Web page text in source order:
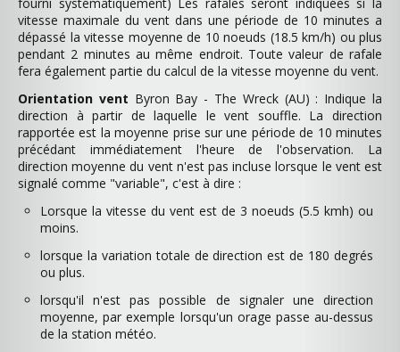
vitesse maximale du vent dans une période de 10 minutes a
dépassé la vitesse moyenne de 10 noeuds (18.5 km/h) ou plus
pendant 2 minutes au même endroit. Toute valeur de rafale
fera également partie du calcul de la vitesse moyenne du vent.
Orientation vent Byron Bay - The Wreck (AU) : Indique la
direction à partir de laquelle le vent souffle. La direction
rapportée est la moyenne prise sur une période de 10 minutes
précédant immédiatement l'heure de l'observation. La
direction moyenne du vent n'est pas incluse lorsque le vent est
signalé comme "variable", c'est à dire :
Lorsque la vitesse du vent est de 3 noeuds (5.5 kmh) ou
moins.
lorsque la variation totale de direction est de 180 degrés
ou plus.
lorsqu'il n'est pas possible de signaler une direction
moyenne, par exemple lorsqu'un orage passe au-dessus
de la station météo.